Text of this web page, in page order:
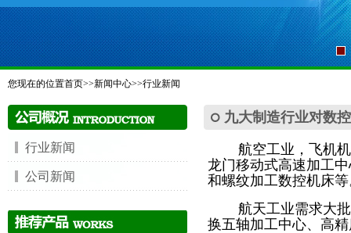
您现在的位置首页>>新闻中心>>行业新闻
行业新闻
公司新闻
九大制造行业对数
航空工业，飞机
龙门移动式高速加工
和螺纹加工数控机床
航天工业需求大
换五轴加工中心、高